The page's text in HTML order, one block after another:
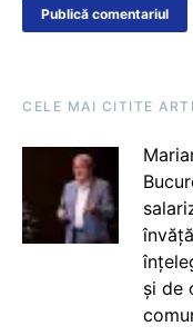
CELE MAI CITITE
și de